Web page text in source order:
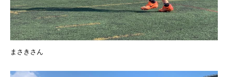
まさきさん